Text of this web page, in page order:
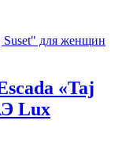
«Taj
Lux